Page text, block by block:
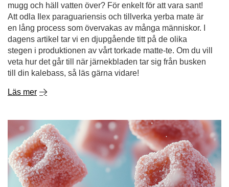
veta hur det går till när järnekbladen tar sig från busken
till din kalebass, så läs gärna vidare!
Läs mer